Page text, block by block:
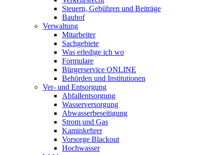
Steuern, Gebühren und Beiträge
Bauhof
Verwaltung
Mitarbeiter
Sachgebiete
Was erledige ich wo
Formulare
Bürgerservice ONLINE
Behörden und Institutionen
Ver- und Entsorgung
Abfallentsorgung
Wasserversorgung
Abwasserbeseitigung
Strom und Gas
Kaminkehrer
Vorsorge Blackout
Hochwasser